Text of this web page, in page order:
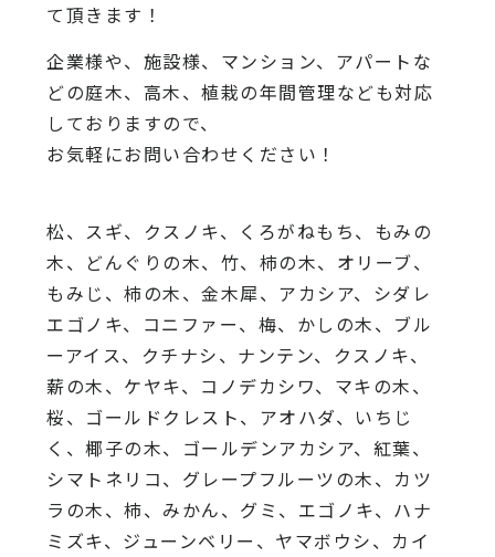
て頂きます！
企業様や、施設様、マンション、アパートな
どの庭木、高木、植栽の年間管理なども対応
しておりますので、
お気軽にお問い合わせください！
松、スギ、クスノキ、くろがねもち、もみの
木、どんぐりの木、竹、柿の木、オリーブ、
もみじ、柿の木、金木犀、アカシア、シダレ
エゴノキ、コニファー、梅、かしの木、ブル
ーアイス、クチナシ、ナンテン、クスノキ、
薪の木、ケヤキ、コノデカシワ、マキの木、
桜、ゴールドクレスト、アオハダ、いちじ
く、椰子の木、ゴールデンアカシア、紅葉、
シマトネリコ、グレープフルーツの木、カツ
ラの木、柿、みかん、グミ、エゴノキ、ハナ
ミズキ、ジューンベリー、ヤマボウシ、カイ